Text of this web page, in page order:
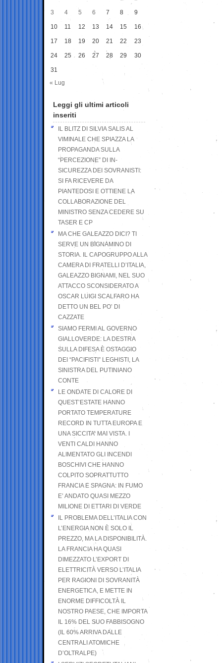
3 4 5 6 7 8 9
10 11 12 13 14 15 16
17 18 19 20 21 22 23
24 25 26 27 28 29 30
31
« Lug
Leggi gli ultimi articoli
inseriti
IL BLITZ DI SILVIA SALIS AL
VIMINALE CHE SPIAZZA LA
PROPAGANDA SULLA
“PERCEZIONE” DI IN-
SICUREZZA DEI SOVRANISTI:
SI FA RICEVERE DA
PIANTEDOSI E OTTIENE LA
COLLABORAZIONE DEL
MINISTRO SENZA CEDERE SU
TASER E CP
MA CHE GALEAZZO DICI? TI
SERVE UN BIGNAMINO DI
STORIA. IL CAPOGRUPPO ALLA
CAMERA DI FRATELLI D’ITALIA,
GALEAZZO BIGNAMI, NEL SUO
ATTACCO SCONSIDERATO A
OSCAR LUIGI SCALFARO HA
DETTO UN BEL PO’ DI
CAZZATE
SIAMO FERMI AL GOVERNO
GIALLOVERDE: LA DESTRA
SULLA DIFESA È OSTAGGIO
DEI “PACIFISTI” LEGHISTI, LA
SINISTRA DEL PUTINIANO
CONTE
LE ONDATE DI CALORE DI
QUEST’ESTATE HANNO
PORTATO TEMPERATURE
RECORD IN TUTTA EUROPA E
UNA SICCITA’ MAI VISTA. I
VENTI CALDI HANNO
ALIMENTATO GLI INCENDI
BOSCHIVI CHE HANNO
COLPITO SOPRATTUTTO
FRANCIA E SPAGNA: IN FUMO
E’ ANDATO QUASI MEZZO
MILIONE DI ETTARI DI VERDE
IL PROBLEMA DELL’ITALIA CON
L’ENERGIA NON È SOLO IL
PREZZO, MA LA DISPONIBILITÀ.
LA FRANCIA HA QUASI
DIMEZZATO L’EXPORT DI
ELETTRICITÀ VERSO L’ITALIA
PER RAGIONI DI SOVRANITÀ
ENERGETICA, E METTE IN
ENORME DIFFICOLTÀ IL
NOSTRO PAESE, CHE IMPORTA
IL 16% DEL SUO FABBISOGNO
(IL 60% ARRIVA DALLE
CENTRALI ATOMICHE
D’OLTRALPE)